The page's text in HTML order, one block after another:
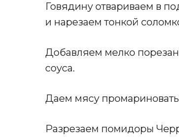
Говядину отвариваем в
и нарезаем тонкой
Добавляем мелко
соуса.
Даем мясу
Разрезаем помидоры